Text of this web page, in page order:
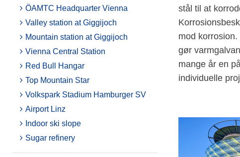
ÖAMTC Headquarter Vienna
Valley station at Giggijoch
Mountain station at Giggijoch
Vienna Central Station
Red Bull Hangar
Top Mountain Star
Volkspark Stadium Hamburger SV
Airport Linz
Indoor ski slope
Sugar refinery
stål til at
mod
gør
mange år en
individuelle